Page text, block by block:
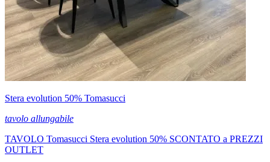
Stera evolution 50% Tomasucci
tavolo allungabile
TAVOLO Tomasucci Stera evolution 50% SCONTATO a PREZZI
OUTLET